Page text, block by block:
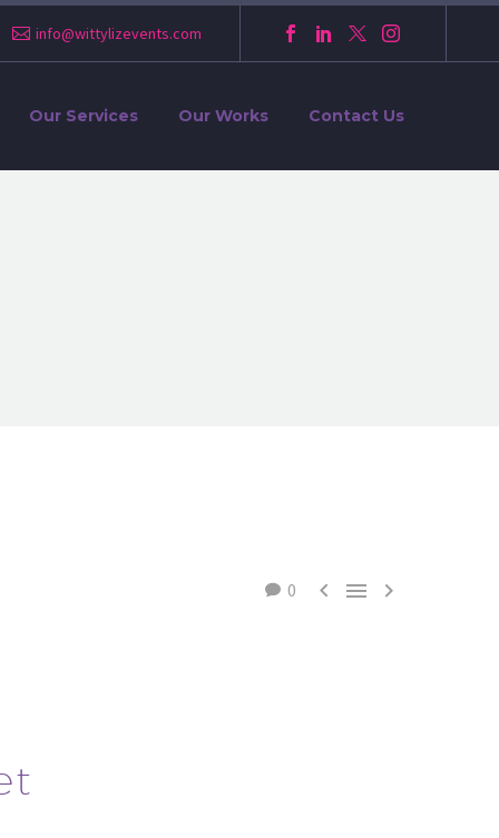
info@wittylizevents.com
Our Services Our Works Contact Us
0   